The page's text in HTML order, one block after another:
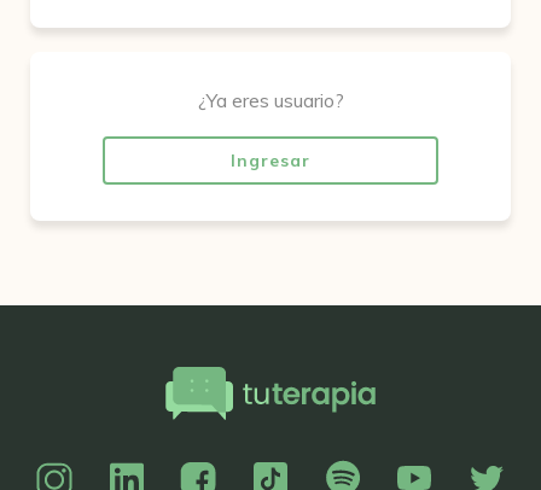
¿Ya eres usuario?
Ingresar